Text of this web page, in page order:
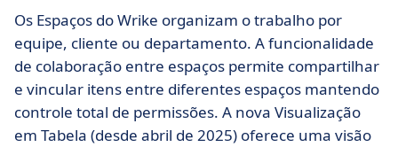
Os Espaços do Wrike organizam o trabalho por
equipe, cliente ou departamento. A funcionalidade
de colaboração entre espaços permite compartilhar
e vincular itens entre diferentes espaços mantendo
controle total de permissões. A nova Visualização
em Tabela (desde abril de 2025) oferece uma visão